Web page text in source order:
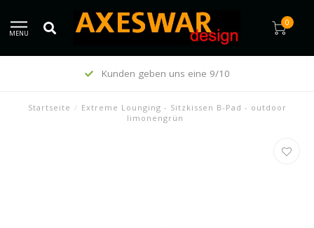
MENU
0
Kunden geben uns eine 9/10
Startseite / Extreme Lounging - Sitzkissen B-Pad - outdoor
limonengrün